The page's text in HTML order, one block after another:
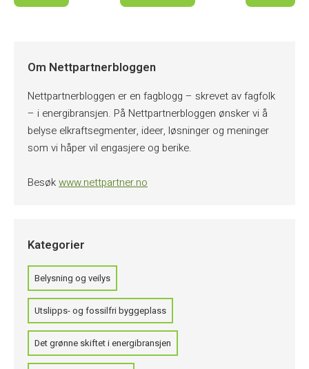
Om Nettpartnerbloggen
Nettpartnerbloggen er en fagblogg – skrevet av fagfolk
– i energibransjen. På Nettpartnerbloggen ønsker vi å
belyse elkraftsegmenter, ideer, løsninger og meninger
som vi håper vil engasjere og berike.
Besøkwww.nettpartner.no
Kategorier
Belysning og veilys
Utslipps- og fossilfri byggeplass
Det grønne skiftet i energibransjen